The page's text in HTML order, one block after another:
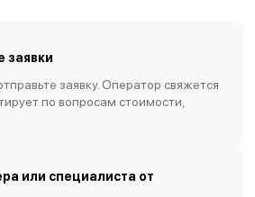
заявки
заявку. Оператор свяжется
по вопросам стоимости,
или специалиста от